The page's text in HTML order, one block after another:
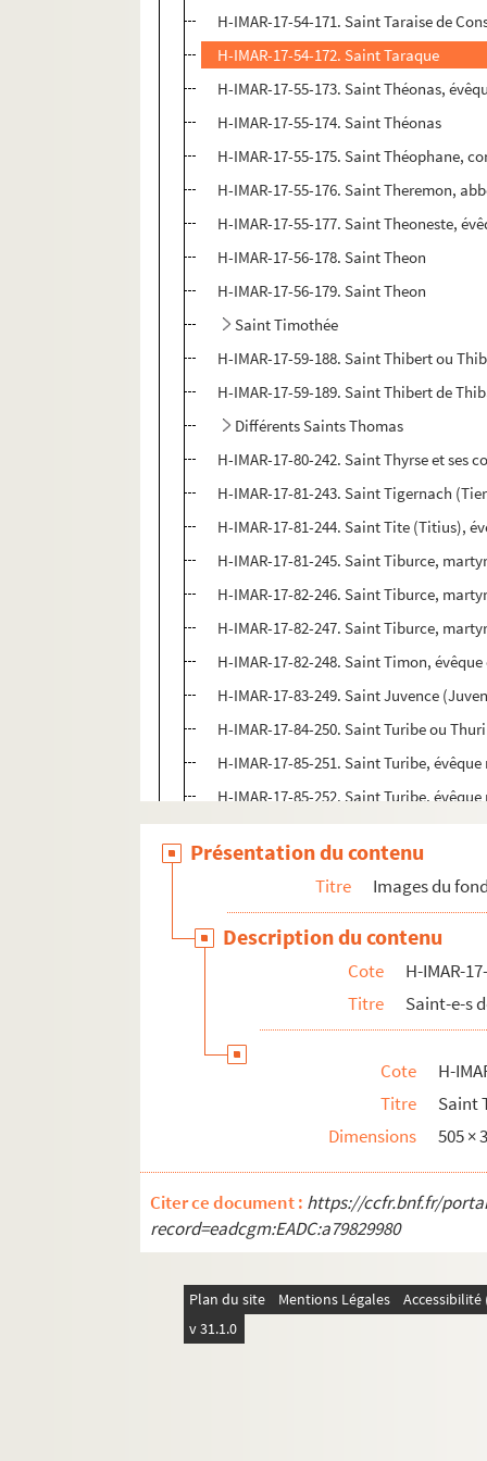
H-IMAR-17-54-171. Saint Taraise de
H-IMAR-17-54-172. Saint Taraque
H-IMAR-17-55-173. Saint Théonas,
H-IMAR-17-55-174. Saint Théonas
H-IMAR-17-55-175. Saint Théophane,
H-IMAR-17-55-176. Saint Theremon,
H-IMAR-17-55-177. Saint Theoneste,
H-IMAR-17-56-178. Saint Theon
H-IMAR-17-56-179. Saint Theon
Saint Timothée
H-IMAR-17-59-188. Saint Thibert ou
H-IMAR-17-59-189. Saint Thibert de
Différents Saints Thomas
H-IMAR-17-80-242. Saint Thyrse et ses
H-IMAR-17-81-243. Saint Tigernach
H-IMAR-17-81-244. Saint Tite (Titius),
H-IMAR-17-81-245. Saint Tiburce,
H-IMAR-17-82-246. Saint Tiburce,
H-IMAR-17-82-247. Saint Tiburce,
H-IMAR-17-82-248. Saint Timon,
H-IMAR-17-83-249. Saint Juvence
H-IMAR-17-84-250. Saint Turibe ou
H-IMAR-17-85-251. Saint Turibe,
H-IMAR-17-85-252. Saint Turibe,
H-IMAR-17-85-253. Saint Turibe,
H-IMAR-17-86-254. Saint Térentien,
H-IMAR-17-86-255. Saint Tertullien,
H-IMAR-17-87-256. Saint Télémaque
Saint Tobias ou Tobie
Saint Torpes ou Tropez, martyr
H-IMAR-17-90-266. Saint Tryphon,
H-IMAR-17-90-267. Saint Tryphon,
H-IMAR-17-90-268. Saint Trophime,
H-IMAR-17-90-269. Saint Tryphon,
H-IMAR-17-90-270. Sainte Tryphonie,
H-IMAR-17-91-271 à H-IMAR-17-111-
H-IMAR-18-1-1 à H-IMAR-18-111-326.
Présentation du contenu
Titre Images du
Description du contenu
Cote
H-IMAR-
Titre
Saint-e-s
Cote
H-
Titre
Saint
Dimensions
505 ×
Citer ce document : https://ccfr.bnf.fr/
record=eadcgm:EADC:a79829980
Plan du site Mentions Légales
v 31.1.0